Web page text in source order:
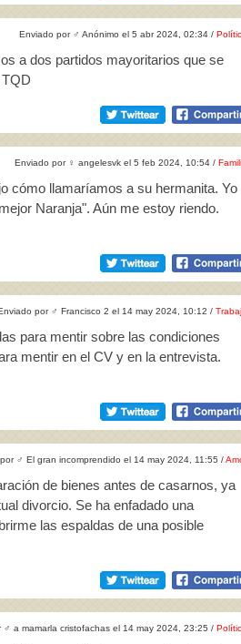
Enviado por ♂ Anónimo el 5 abr 2024, 02:34 /
a dos partidos mayoritarios que se
Enviado por ♀ angelesvk el 5 feb 2024, 10:54 /
cómo llamaríamos a su hermanita. Yo
Naranja". Aún me estoy riendo.
por ♂ Francisco 2 el 14 may 2024, 10:12 /
para mentir sobre las condiciones
mentir en el CV y en la entrevista.
♂ El gran incomprendido el 14 may 2024, 11:55 /
de bienes antes de casarnos, ya
divorcio. Se ha enfadado una
las espaldas de una posible
♂ a mamarla cristofachas el 14 may 2024, 23:25 /